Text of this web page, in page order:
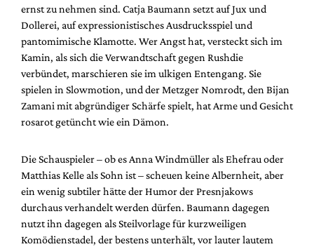
ernst zu nehmen sind. Catja Baumann setzt auf Jux und
Dollerei, auf expressionistisches Ausdrucksspiel und
pantomimische Klamotte. Wer Angst hat, versteckt sich im
Kamin, als sich die Verwandtschaft gegen Rushdie
verbündet, marschieren sie im ulkigen Entengang. Sie
spielen in Slowmotion, und der Metzger Nomrodt, den Bijan
Zamani mit abgründiger Schärfe spielt, hat Arme und Gesicht
rosarot getüncht wie ein Dämon.
Die Schauspieler – ob es Anna Windmüller als Ehefrau oder
Matthias Kelle als Sohn ist – scheuen keine Albernheit, aber
ein wenig subtiler hätte der Humor der Presnjakows
durchaus verhandelt werden dürfen. Baumann dagegen
nutzt ihn dagegen als Steilvorlage für kurzweiligen
Komödienstadel, der bestens unterhält, vor lauter lautem